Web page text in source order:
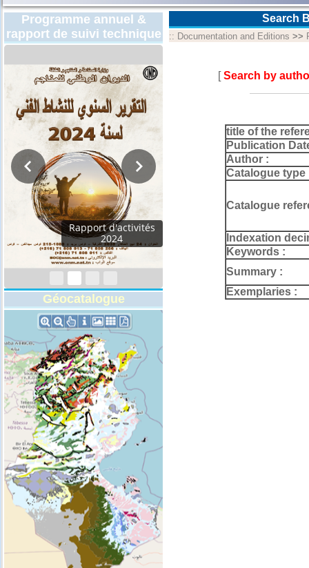
Programme annuel &
rapport de suivi technique
Rapport d'activités
2024
Géocatalogue
Search
:: Documentation and Editions >>
[Search by
title of the
Publication
Author :
Catalogue type
Catalogue
Indexation
Keywords :
Summary :
Exemplaries :